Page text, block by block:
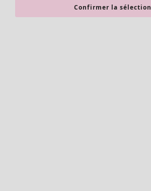
Confirmer la sélection